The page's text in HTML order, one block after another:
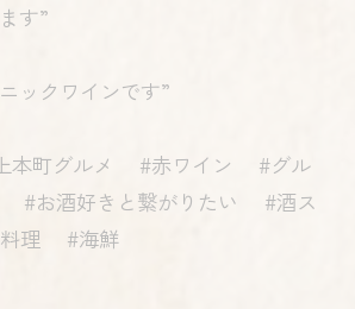
す”
ックワインです”
町グルメ #赤ワイン #グル
酒好きと繋がりたい #酒ス
理 #海鮮